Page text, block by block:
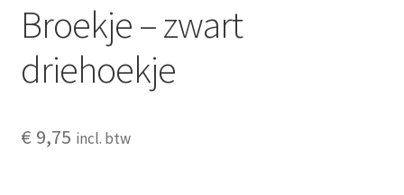
Broekje – zwart
driehoekje
€ 9,75 incl. btw